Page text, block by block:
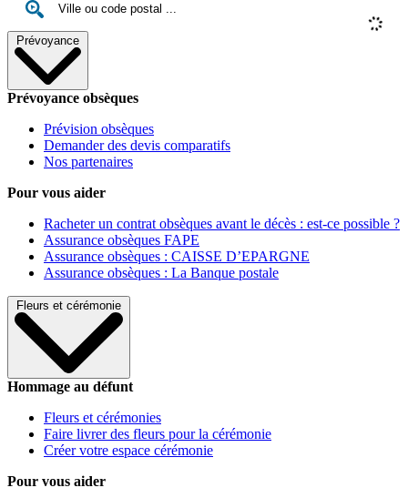
Prévoyance
Prévoyance obsèques
Prévision obsèques
Demander des devis comparatifs
Nos partenaires
Pour vous aider
Racheter un contrat obsèques avant le décès : est-ce possible ?
Assurance obsèques FAPE
Assurance obsèques : CAISSE D’EPARGNE
Assurance obsèques : La Banque postale
Fleurs et cérémonie
Hommage au défunt
Fleurs et cérémonies
Faire livrer des fleurs pour la cérémonie
Créer votre espace cérémonie
Pour vous aider